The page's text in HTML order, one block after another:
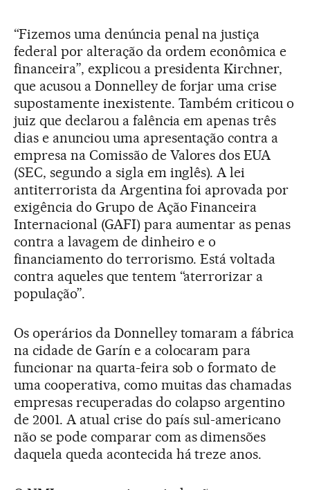
“Fizemos uma denúncia penal na justiça
federal por alteração da ordem econômica e
financeira”, explicou a presidenta Kirchner,
que acusou a Donnelley de forjar uma crise
supostamente inexistente. Também criticou o
juiz que declarou a falência em apenas três
dias e anunciou uma apresentação contra a
empresa na Comissão de Valores dos EUA
(SEC, segundo a sigla em inglês). A lei
antiterrorista da Argentina foi aprovada por
exigência do Grupo de Ação Financeira
Internacional (GAFI) para aumentar as penas
contra a lavagem de dinheiro e o
financiamento do terrorismo. Está voltada
contra aqueles que tentem “aterrorizar a
população”.
Os operários da Donnelley tomaram a fábrica
na cidade de Garín e a colocaram para
funcionar na quarta-feira sob o formato de
uma cooperativa, como muitas das chamadas
empresas recuperadas do colapso argentino
de 2001. A atual crise do país sul-americano
não se pode comparar com as dimensões
daquela queda acontecida há treze anos.